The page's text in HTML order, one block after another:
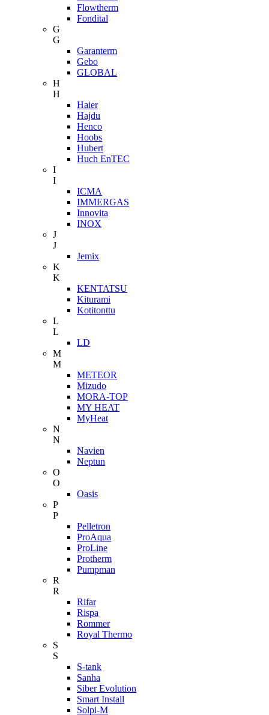
Flowtherm
Fondital
G
G
Garanterm
Gebo
GLOBAL
H
H
Haier
Hajdu
Henco
Hoobs
Hubert
Huch EnTEC
I
I
ICMA
IMMERGAS
Innovita
INOX
J
J
Jemix
K
K
KENTATSU
Kiturami
Kotitonttu
L
L
LD
M
M
METEOR
Mizudo
MORA-TOP
MY HEAT
MyHeat
N
N
Navien
Neptun
O
O
Oasis
P
P
Pelletron
ProAqua
ProLine
Protherm
Pumpman
R
R
Rifar
Rispa
Rommer
Royal Thermo
S
S
S-tank
Sanha
Siber Evolution
Smart Install
Solpi-M